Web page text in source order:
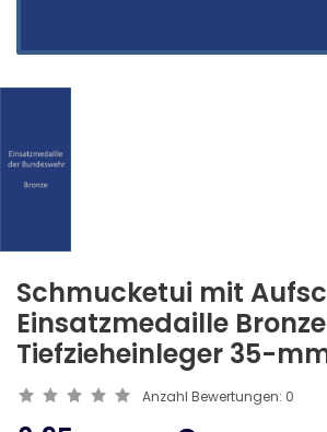
Schmucketui mit
Einsatzmedaille
Tiefzieheinleger 35-
Anzahl Bewertungen: 0